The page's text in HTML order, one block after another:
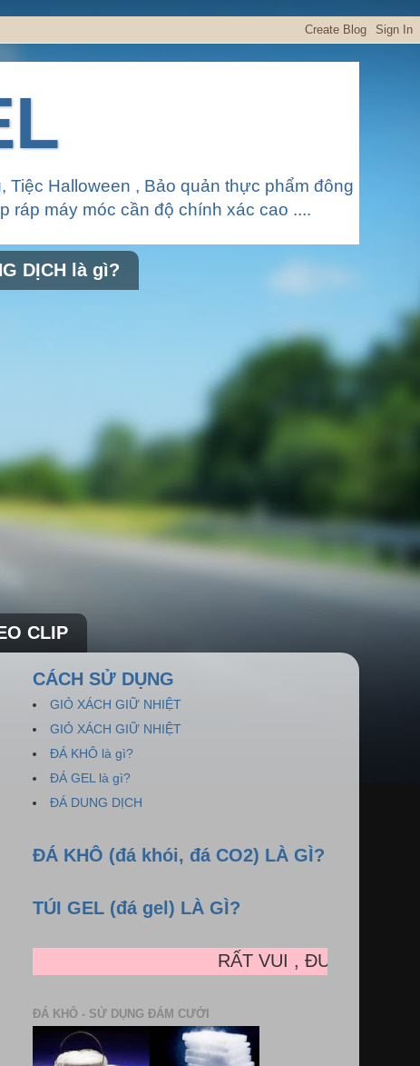
Halloween , Bảo quản thực phẩm đông
ráp máy móc cần độ chính xác cao ....
DỊCH là gì?
CLIP
CÁCH SỬ DỤNG
GIỎ XÁCH GIỮ NHIỆT
GIỎ XÁCH GIỮ NHIỆT
ĐÁ KHÔ là gì?
ĐÁ GEL là gì?
ĐÁ DUNG DỊCH
ĐÁ KHÔ (đá khói, đá CO2) LÀ GÌ?
TÚI GEL (đá gel) LÀ GÌ?
RẤT VUI , ĐƯỢC LÀM
ĐÁ KHÔ - SỬ DỤNG ĐÁM CƯỚI